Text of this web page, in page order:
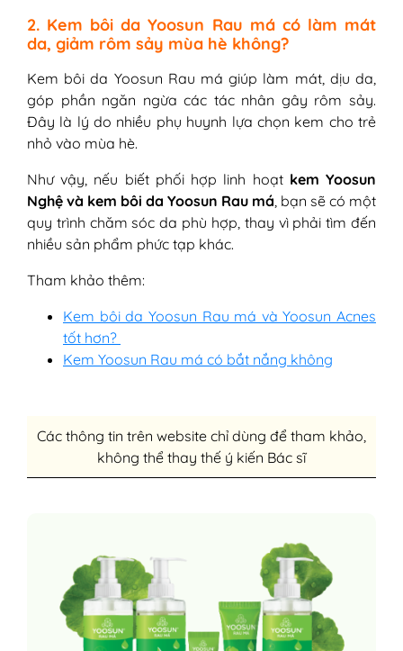
2. Kem bôi da Yoosun Rau má có làm mát
da, giảm rôm sảy mùa hè không?
Kem bôi da Yoosun Rau má giúp làm mát, dịu da,
góp phần ngăn ngừa các tác nhân gây rôm sảy.
Đây là lý do nhiều phụ huynh lựa chọn kem cho trẻ
nhỏ vào mùa hè.
Như vậy, nếu biết phối hợp linh hoạt kem Yoosun
Nghệ và kem bôi da Yoosun Rau má , bạn sẽ có một
quy trình chăm sóc da phù hợp, thay vì phải tìm đến
nhiều sản phẩm phức tạp khác.
Tham khảo thêm:
Kem bôi da Yoosun Rau má và Yoosun Acnes
tốt hơn?
Kem Yoosun Rau má có bắt nắng không
Các thông tin trên website chỉ dùng để tham khảo,
không thể thay thế ý kiến Bác sĩ